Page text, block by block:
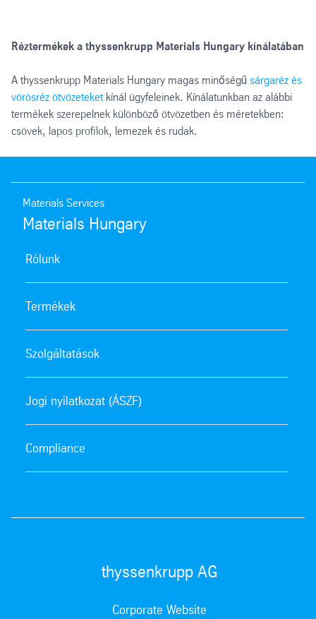
Réztermékek a thyssenkrupp Materials Hungary kínálatában
A thyssenkrupp Materials Hungary magas minőségű sárgaréz és
vörösréz ötvözeteketkínál ügyfeleinek. Kínálatunkban az alábbi
termékek szerepelnek különböző ötvözetben és méretekben:
csövek, lapos profilok, lemezek és rudak.
Materials Services
Materials Hungary
Rólunk
Termékek
Szolgáltatások
Jogi nyilatkozat (ÁSZF)
Compliance
thyssenkrupp AG
Corporate Website